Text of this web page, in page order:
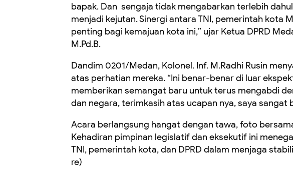
bapak. Dan sengaja tidak mengabarkan terlebih
menjadi kejutan. Sinergi antara TNI, pemerintah kota
penting bagi kemajuan kota ini,” ujar Ketua DPRD
M.Pd.B.
Dandim 0201/Medan, Kolonel. Inf. M.Radhi Rusin
atas perhatian mereka. “Ini benar-benar di luar
memberikan semangat baru untuk terus mengabdi
dan negara, terimkasih atas ucapan nya, saya sangat
Acara berlangsung hangat dengan tawa, foto
Kehadiran pimpinan legislatif dan eksekutif ini
TNI, pemerintah kota, dan DPRD dalam menjaga
re)